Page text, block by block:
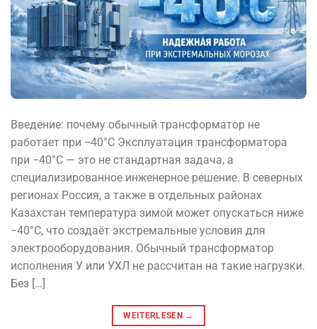
Введение: почему обычный трансформатор не
работает при −40°C Эксплуатация трансформатора
при −40°C — это не стандартная задача, а
специализированное инженерное решение. В северных
регионах Россия, а также в отдельных районах
Казахстан температура зимой может опускаться ниже
−40°C, что создаёт экстремальные условия для
электрооборудования. Обычный трансформатор
исполнения У или УХЛ не рассчитан на такие нагрузки.
Без […]
WEITERLESEN →